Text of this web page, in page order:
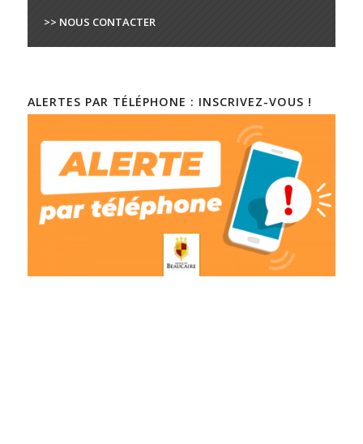
>> NOUS CONTACTER
ALERTES PAR TÉLÉPHONE : INSCRIVEZ-VOUS !